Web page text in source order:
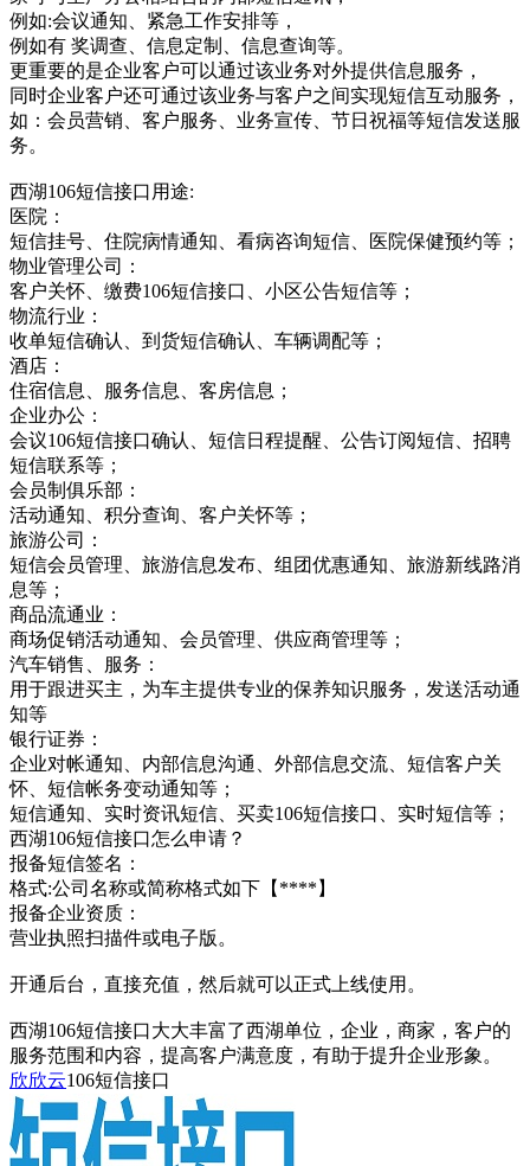
例如:会议通知、紧急工作安排等，
例如有 奖调查、信息定制、信息查询等。
更重要的是企业客户可以通过该业务对外提供信息服务，
同时企业客户还可通过该业务与客户之间实现短信互动服务，
如：会员营销、客户服务、业务宣传、节日祝福等短信发送服
务。
西湖106短信接口用途:
医院：
短信挂号、住院病情通知、看病咨询短信、医院保健预约等；
物业管理公司：
客户关怀、缴费106短信接口、小区公告短信等；
物流行业：
收单短信确认、到货短信确认、车辆调配等；
酒店：
住宿信息、服务信息、客房信息；
企业办公：
会议106短信接口确认、短信日程提醒、公告订阅短信、招聘
短信联系等；
会员制俱乐部：
活动通知、积分查询、客户关怀等；
旅游公司：
短信会员管理、旅游信息发布、组团优惠通知、旅游新线路消
息等；
商品流通业：
商场促销活动通知、会员管理、供应商管理等；
汽车销售、服务：
用于跟进买主，为车主提供专业的保养知识服务，发送活动通
知等
银行证券：
企业对帐通知、内部信息沟通、外部信息交流、短信客户关
怀、短信帐务变动通知等；
短信通知、实时资讯短信、买卖106短信接口、实时短信等；
西湖106短信接口怎么申请？
报备短信签名：
格式:公司名称或简称格式如下【****】
报备企业资质：
营业执照扫描件或电子版。
开通后台，直接充值，然后就可以正式上线使用。
西湖106短信接口大大丰富了西湖单位，企业，商家，客户的
服务范围和内容，提高客户满意度，有助于提升企业形象。
欣欣云106短信接口